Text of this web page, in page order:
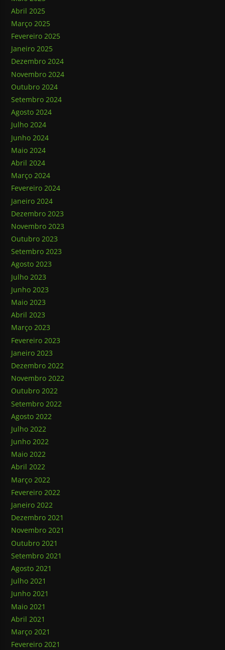
Abril 2025
Março 2025
Fevereiro 2025
Janeiro 2025
Dezembro 2024
Novembro 2024
Outubro 2024
Setembro 2024
Agosto 2024
Julho 2024
Junho 2024
Maio 2024
Abril 2024
Março 2024
Fevereiro 2024
Janeiro 2024
Dezembro 2023
Novembro 2023
Outubro 2023
Setembro 2023
Agosto 2023
Julho 2023
Junho 2023
Maio 2023
Abril 2023
Março 2023
Fevereiro 2023
Janeiro 2023
Dezembro 2022
Novembro 2022
Outubro 2022
Setembro 2022
Agosto 2022
Julho 2022
Junho 2022
Maio 2022
Abril 2022
Março 2022
Fevereiro 2022
Janeiro 2022
Dezembro 2021
Novembro 2021
Outubro 2021
Setembro 2021
Agosto 2021
Julho 2021
Junho 2021
Maio 2021
Abril 2021
Março 2021
Fevereiro 2021